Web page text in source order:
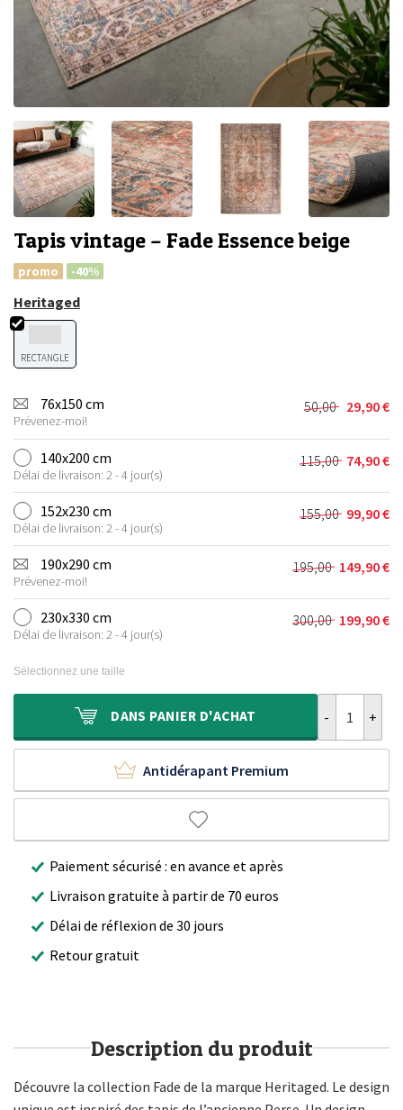
Tapis vintage – Fade Essence beige
promo -40%
Heritaged
RECTANGLE
76x150 cm
Prévenez-moi!
50,00
Le
prix
initial
était :
50,00 €.
29,90€
Le
prix
actuel
est :
29,90 €.
140x200 cm
Délai de livraison: 2 - 4 jour(s)
115,00
Le
prix
initial
était :
115,00 €.
74,90€
Le
prix
actuel
est :
74,90 €.
152x230 cm
Délai de livraison: 2 - 4 jour(s)
155,00
Le
prix
initial
était :
155,00 €.
99,90€
Le
prix
actuel
est :
99,90 €.
190x290 cm
Prévenez-moi!
195,00
Le
prix
initial
était :
149,90€
Le
prix
actuel
est :
230x330 cm
Délai de livraison: 2 - 4 jour(s)
300,00
Le
300,00 €.
199,90€
Le
199,90 €.
Sélectionnez une taille
DANS PANIER D'ACHAT
Antidérapant Premium
Paiement sécurisé : en avance et après
Livraison gratuite à partir de 70 euros
Délai de réflexion de 30 jours
Retour gratuit
Description du produit
Découvre la collection Fade de la marque Heritaged. Le design